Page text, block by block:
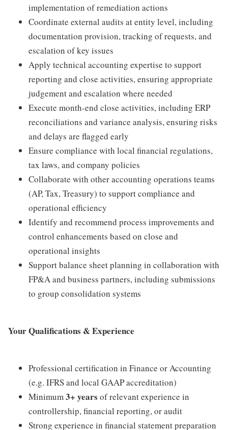
implementation of remediation actions
Coordinate external audits at entity level, including
documentation provision, tracking of requests, and
escalation of key issues
Apply technical accounting expertise to support
reporting and close activities, ensuring appropriate
judgement and escalation where needed
Execute month-end close activities, including ERP
reconciliations and variance analysis, ensuring risks
and delays are flagged early
Ensure compliance with local financial regulations,
tax laws, and company policies
Collaborate with other accounting operations teams
(AP, Tax, Treasury) to support compliance and
operational efficiency
Identify and recommend process improvements and
control enhancements based on close and
operational insights
Support balance sheet planning in collaboration with
FP&A and business partners, including submissions
to group consolidation systems
Your Qualifications & Experience
Professional certification in Finance or Accounting
(e.g. IFRS and local GAAP accreditation)
Minimum3+ years of relevant experience in
controllership, financial reporting, or audit
Strong experience in financial statement preparation